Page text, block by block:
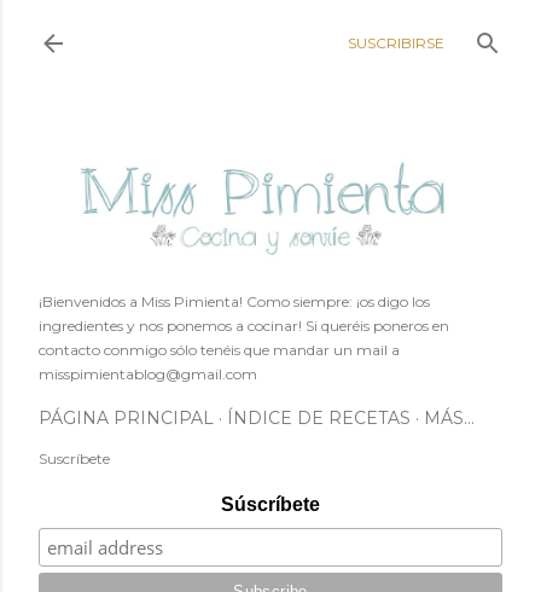
SUSCRIBIRSE
¡Bienvenidos a Miss Pimienta! Como siempre: ¡os digo los
ingredientes y nos ponemos a cocinar! Si queréis poneros en
contacto conmigo sólo tenéis que mandar un mail a
misspimientablog@gmail.com
PÁGINA PRINCIPAL ÍNDICE DE RECETAS MÁS…
Suscríbete
Súscríbete